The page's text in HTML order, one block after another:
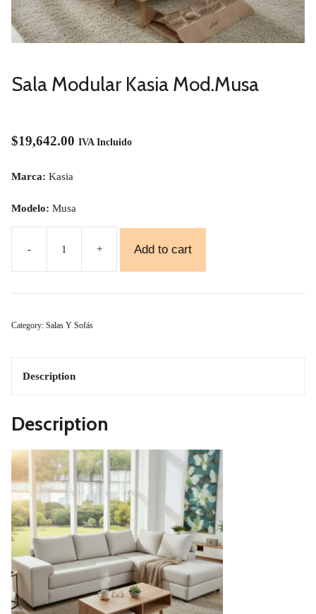
Sala Modular Kasia Mod.Musa
$19,642.00 IVA Incluido
Marca: Kasia
Modelo: Musa
-
+ Add to cart
Category: Salas Y Sofás
Description
Description